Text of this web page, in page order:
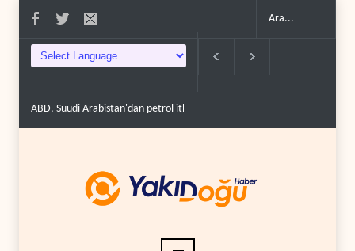
ABD, Suudi Arabistan'dan petrol ithalatını 40 yıl sonra i..